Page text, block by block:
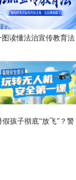
图读懂法治宣传教育法
务，有法律保障了
假孩子彻底“放飞”？警